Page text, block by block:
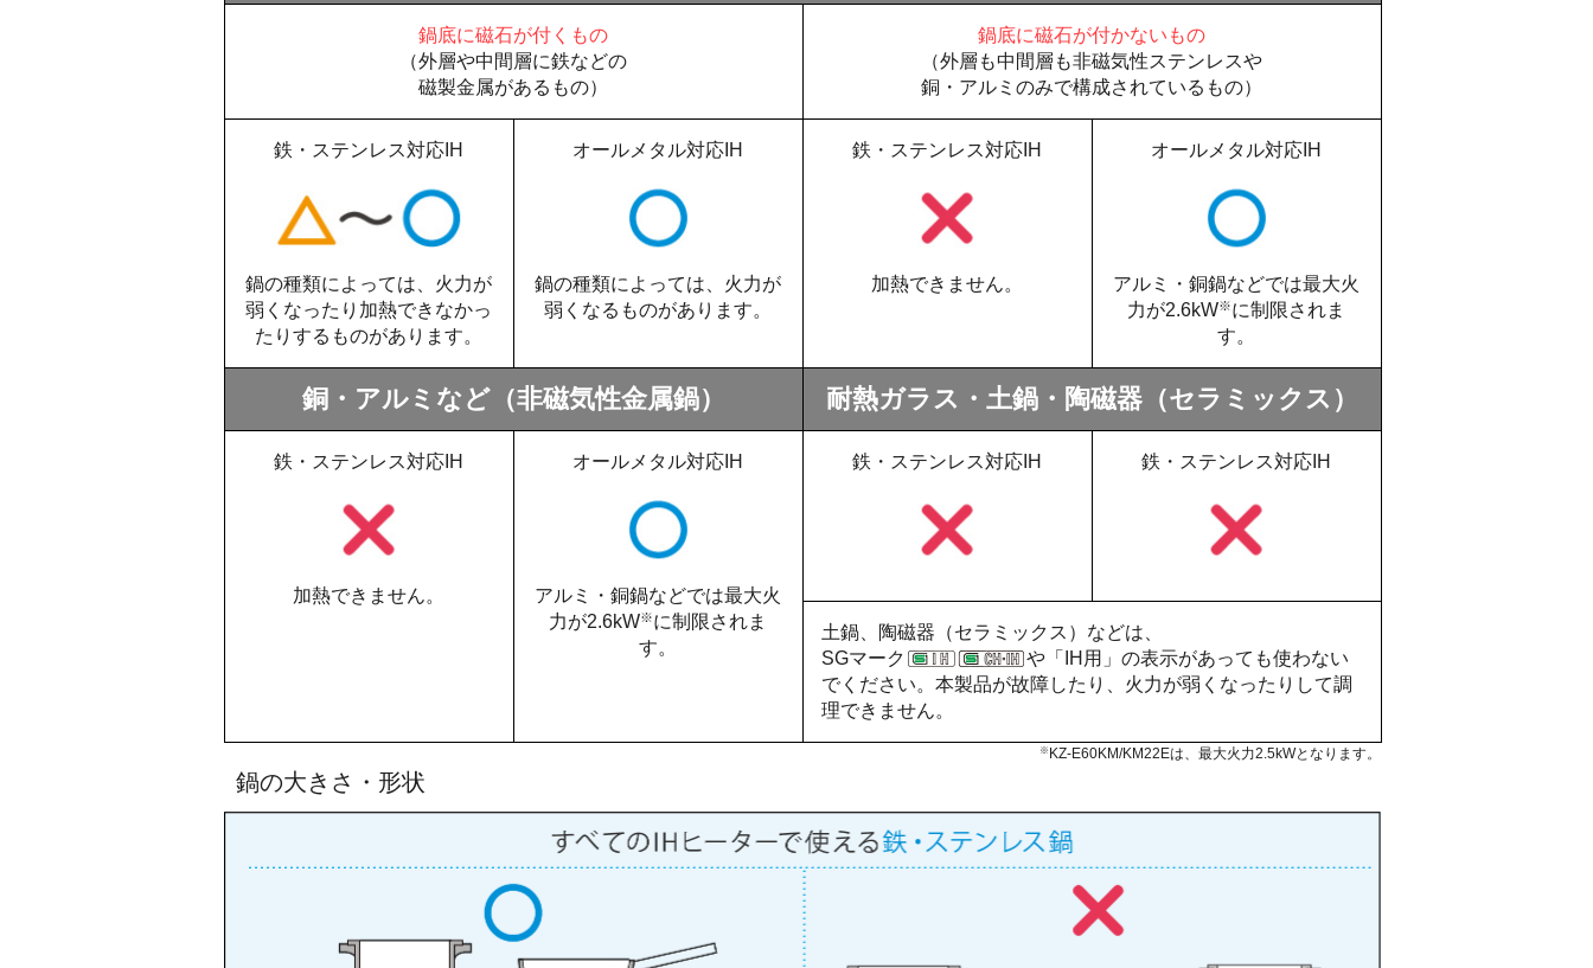
鍋底に磁石が付くもの
（外層や中間層に鉄などの
磁製金属があるもの）
鍋底に磁石が付かないもの
（外層も中間層も非磁気性ステンレスや
銅・アルミのみで構成されているもの）
鉄・ステンレス対応IH
鍋の種類によっては、火力が
弱くなったり加熱できなかっ
たりするものがあります。
オールメタル対応IH
鍋の種類によっては、火力が
弱くなるものがあります。
鉄・ステンレス対応IH
加熱できません。
オールメタル対応IH
アルミ・銅鍋などでは最大火
力が2.6kW※に制限されま
す。
銅・アルミなど（非磁気性金属鍋） 耐熱ガラス・土鍋・陶磁器（セラミックス）
鉄・ステンレス対応IH
加熱できません。
オールメタル対応IH
アルミ・銅鍋などでは最大火
力が2.6kW※に制限されま
す。
鉄・ステンレス対応IH 鉄・ステンレス対応IH
土鍋、陶磁器（セラミックス）などは、
SGマーク
や「IH用」の表示があっても使わない
でください。本製品が故障したり、火力が弱くなったりして調
理できません。
※ KZ-E60KM/KM22Eは、最大火力2.5kWとなります。
鍋の大きさ・形状